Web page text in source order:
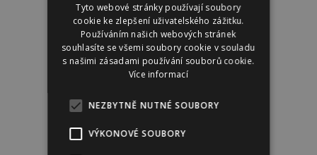
Tyto webové stránky používají soubory
cookie ke zlepšení uživatelského zážitku.
Používáním našich webových stránek
souhlasíte se všemi soubory cookie v souladu
s našimi zásadami používání souborů cookie.
Více informací
NEZBYTNĚ NUTNÉ SOUBORY
VÝKONOVÉ SOUBORY